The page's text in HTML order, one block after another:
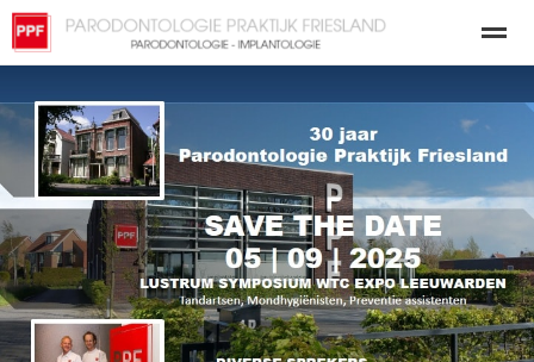
Patienteninfo-Veilig behandelen OVER ONS
Home Bellen E-mail Nieuws